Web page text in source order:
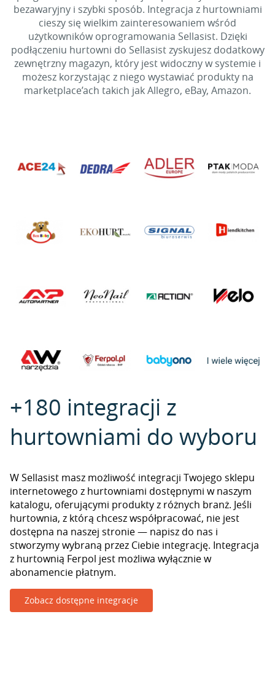
bezawaryjny i szybki sposób. Integracja z hurtowniami
cieszy się wielkim zainteresowaniem wśród
użytkowników oprogramowania Sellasist. Dzięki
podłączeniu hurtowni do Sellasist zyskujesz dodatkowy
zewnętrzny magazyn, który jest widoczny w systemie i
możesz korzystając z niego wystawiać produkty na
marketplace’ach takich jak Allegro, eBay, Amazon.
+180 integracji z
hurtowniami do wyboru
W Sellasist masz możliwość integracji Twojego sklepu
internetowego z hurtowniami dostępnymi w naszym
katalogu, oferującymi produkty z różnych branż. Jeśli
hurtownia, z którą chcesz współpracować, nie jest
dostępna na naszej stronie — napisz do nas i
stworzymy wybraną przez Ciebie integrację. Integracja
z hurtownią Ferpol jest możliwa wyłącznie w
abonamencie płatnym.
Zobacz dostępne integracje